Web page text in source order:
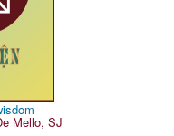
Mello, SJ